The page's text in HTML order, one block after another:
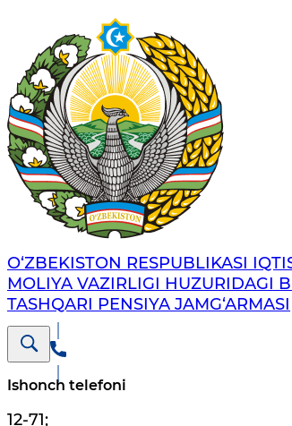
O‘ZBEKISTON RESPUBLIKASI
MOLIYA VAZIRLIGI HUZURIDAGI
TASHQARI PENSIYA JAMG‘ARMASI
Ishonch telefoni
12-71;